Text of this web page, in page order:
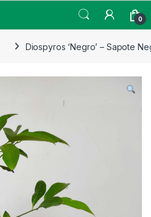
0
Diospyros ‘Negro’ – Sapote